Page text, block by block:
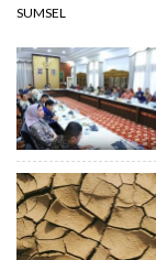
SUMSEL